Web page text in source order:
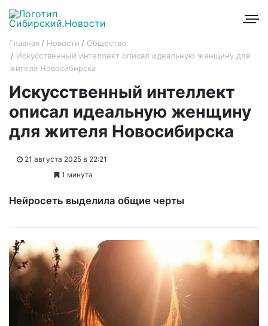
Главная Новости
Общество
Искусственный интеллект описал идеальную женщину для
жителя Новосибирска
Искусственный интеллект
описал идеальную женщину
для жителя Новосибирска
21 августа 2025 в 22:21
1 минута
Нейросеть выделила общие черты